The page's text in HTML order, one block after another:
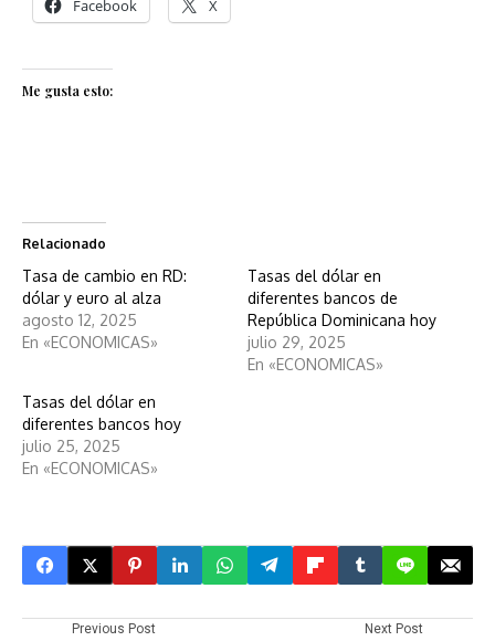
Facebook X
Me gusta esto:
Relacionado
Tasa de cambio en RD:
dólar y euro al alza
agosto 12, 2025
En «ECONOMICAS»
Tasas del dólar en
diferentes bancos de
República Dominicana hoy
julio 29, 2025
En «ECONOMICAS»
Tasas del dólar en
diferentes bancos hoy
julio 25, 2025
En «ECONOMICAS»
Previous Post Next Post